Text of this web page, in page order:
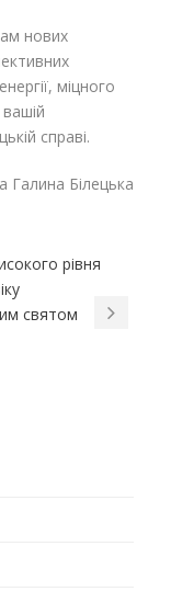
нових
міцного
справі.
Галина Білецька
рівня
святом